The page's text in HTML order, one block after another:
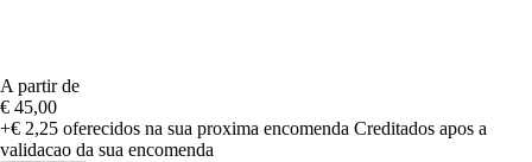
A partir de
€ 45,00
+€ 2,25 oferecidos na sua proxima encomenda Creditados apos a
validacao da sua encomenda